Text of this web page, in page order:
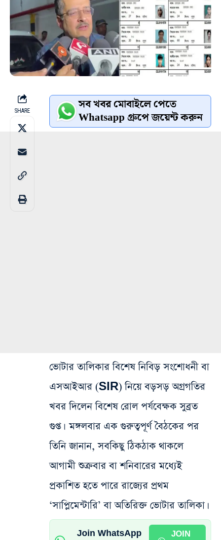
SHARE সব খবর মোবাইলে পেতে
Whatsapp গ্রুপে জয়েন্ট করুন
ভোটার তালিকার বিশেষ নিবিড় সংশোধনী বা
এস‌আইআর (SIR) নিয়ে বড়সড় অগ্রগতির
খবর দিলেন বিশেষ রোল পর্যবেক্ষক সুব্রত
গুপ্ত। মঙ্গলবার এক গুরুত্বপূর্ণ বৈঠকের পর
তিনি জানান, সবকিছু ঠিকঠাক থাকলে
আগামী শুক্রবার বা শনিবারের মধ্যেই
প্রকাশিত হতে পারে রাজ্যের প্রথম
‘সাপ্লিমেন্টারি’ বা অতিরিক্ত ভোটার তালিকা।
Join WhatsApp
JOIN